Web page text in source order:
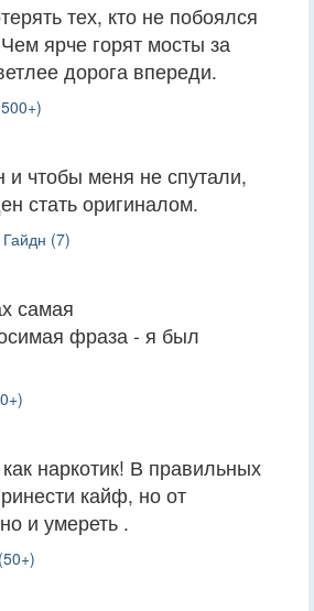
тех, кто не побоялся
ярче горят мосты за
дорога впереди.
чтобы меня не спутали,
стать оригиналом.
(7)
самая
фраза - я был
наркотик! В правильных
кайф, но от
и умереть .